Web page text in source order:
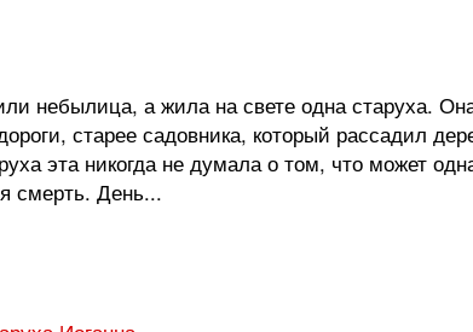
небылица, а жила на свете одна старуха.
старее садовника, который рассадил
эта никогда не думала о том, что может
смерть. День...